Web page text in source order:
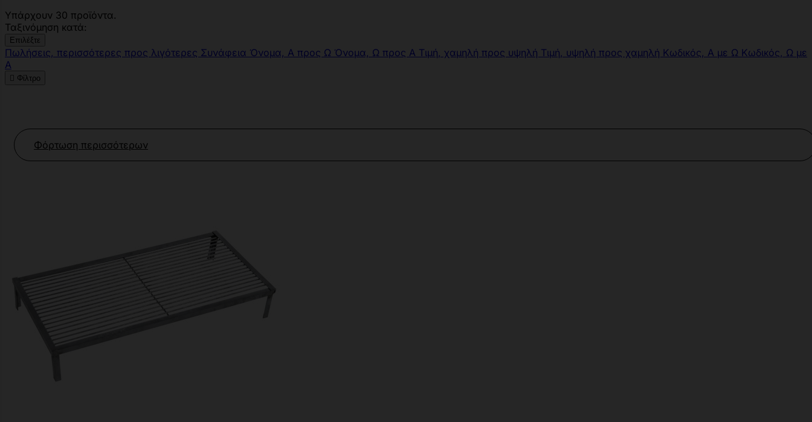
Υπάρχουν 30 προϊόντα.
Ταξινόμηση κατά:
Επιλέξτε
Πωλήσεις, περισσότερες προς λιγότερες Συνάφεια Όνομα, Α προς Ω Όνομα, Ω προς Α Τιμή, χαμηλή προς υψηλή Τιμή, υψηλή προς χαμηλή Κωδικός, Α με Ω Κωδικός, Ω με
Α
 Φίλτρο
Φόρτωση περισσότερων